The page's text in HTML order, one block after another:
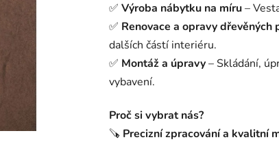
✅ Výroba nábytku na míru–
✅ Renovace a opravy dřevěných
dalších částí interiéru.
✅ Montáž a úpravy– Skládání,
vybavení.
Proč si vybrat nás?
🪚 Precizní zpracování a kvalitní